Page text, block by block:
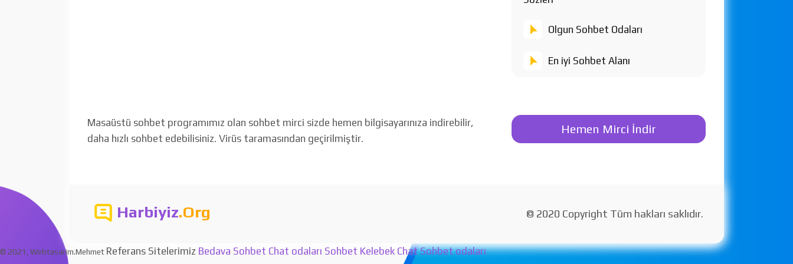
Olgun Sohbet Odaları
En iyi Sohbet Alanı
Masaüstü sohbet programımız olan sohbet mirci sizde hemen bilgisayarınıza indirebilir,
daha hızlı sohbet edebilisiniz. Virüs taramasından geçirilmiştir.
Hemen Mirci İndir
Harbiyiz.Org © 2020 Copyright Tüm hakları saklıdır.
© 2021, Webtasarim.Mehmet Referans Sitelerimiz Bedava Sohbet Chat odaları Sohbet Kelebek Chat Sohbet odaları